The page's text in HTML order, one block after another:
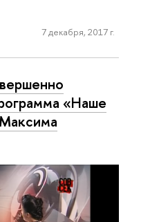
7 декабря, 2017 г.
«Наше